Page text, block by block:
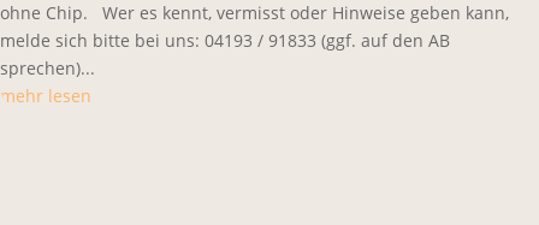
ohne Chip. Wer es kennt, vermisst oder Hinweise geben kann,
melde sich bitte bei uns: 04193 / 91833 (ggf. auf den AB
sprechen)...
mehr lesen